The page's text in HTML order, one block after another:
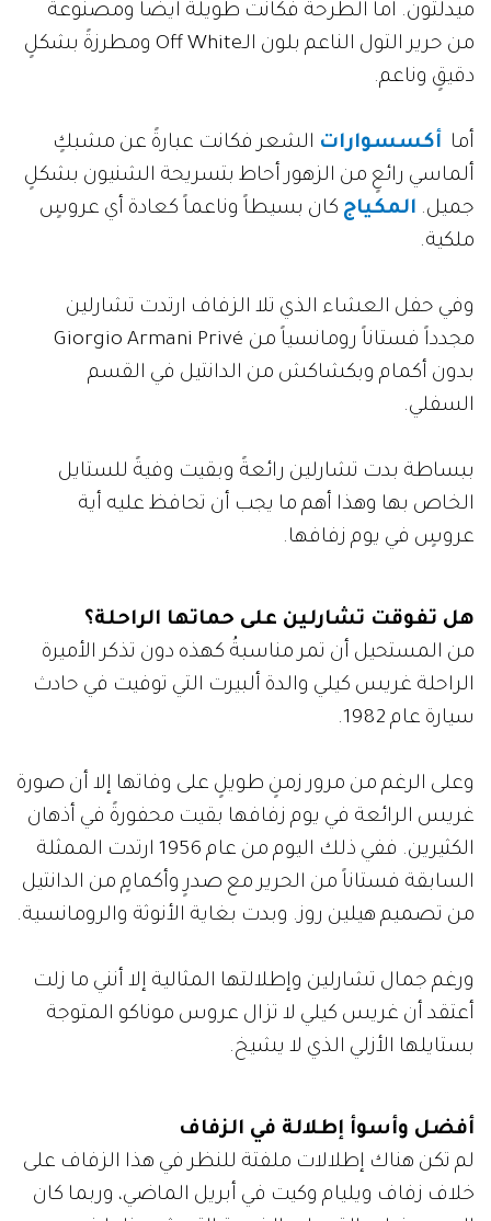
ميدلتون. أما الطرحة فكانت طويلةً أيضاً ومصنوعةً
من حرير التول الناعم بلون الـOff White ومطرزةً بشكلٍ
دقيقٍ وناعم.
أما أكسسوارات الشعر فكانت عبارةً عن مشبكٍ
ألماسي رائعٍ من الزهور أحاط بتسريحة الشنيون بشكلٍ
جميل. المكياج كان بسيطاً وناعماً كعادة أي عروسٍ
ملكية.
وفي حفل العشاء الذي تلا الزفاف ارتدت تشارلين
مجدداً فستاناً رومانسياً من Giorgio Armani Privé
بدون أكمام وبكشاكش من الدانتيل في القسم
السفلي.
ببساطة بدت تشارلين رائعةً وبقيت وفيةً للستايل
الخاص بها وهذا أهم ما يجب أن تحافظ عليه أية
عروسٍ في يوم زفافها.
هل تفوقت تشارلين على حماتها الراحلة؟
من المستحيل أن تمر مناسبةُ كهذه دون تذكر الأميرة
الراحلة غريس كيلي والدة ألبيرت التي توفيت في حادث
سيارة عام 1982.
وعلى الرغم من مرور زمنٍ طويلٍ على وفاتها إلا أن صورة
غريس الرائعة في يوم زفافها بقيت محفورةً في أذهان
الكثيرين. ففي ذلك اليوم من عام 1956 ارتدت الممثلة
السابقة فستاناً من الحرير مع صدرٍ وأكمامٍ من الدانتيل
من تصميم هيلين روز. وبدت بغاية الأنوثة والرومانسية.
ورغم جمال تشارلين وإطلالتها المثالية إلا أنني ما زلت
أعتقد أن غريس كيلي لا تزال عروس موناكو المتوجة
بستايلها الأزلي الذي لا يشيخ.
أفضل وأسوأ إطلالة في الزفاف
لم تكن هناك إطلالات ملفتة للنظر في هذا الزفاف على
خلاف زفاف ويليام وكيت في أبريل الماضي، وربما كان